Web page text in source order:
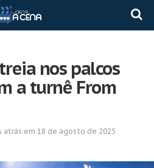
nos palcos
a turnê From
atrás em 18 de agosto de 2025